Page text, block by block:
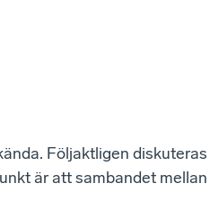
Följaktligen
är att sambandet